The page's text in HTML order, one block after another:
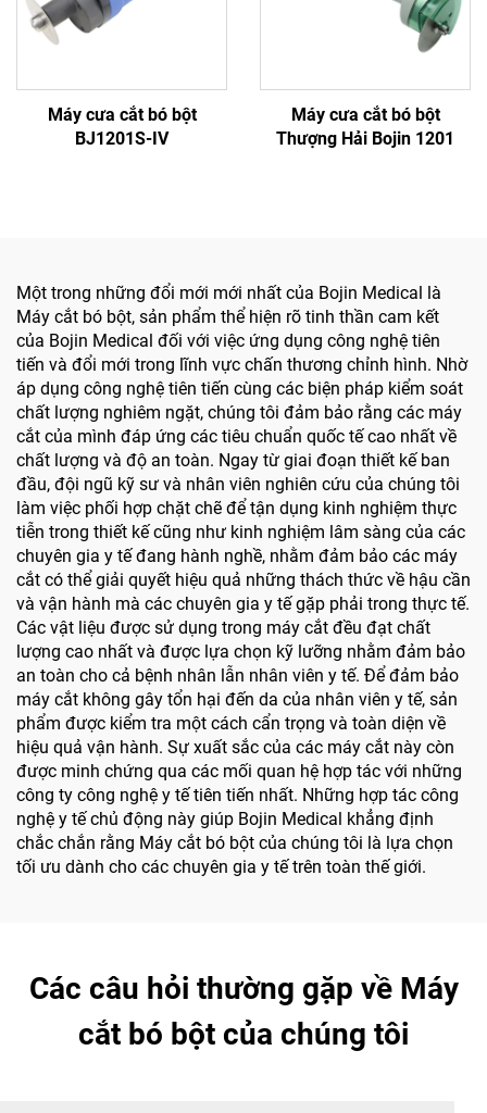
Máy cưa cắt bó bột
BJ1201S-IV
Máy cưa cắt bó bột
Thượng Hải Bojin 1201
Một trong những đổi mới mới nhất của Bojin Medical là
Máy cắt bó bột, sản phẩm thể hiện rõ tinh thần cam kết
của Bojin Medical đối với việc ứng dụng công nghệ tiên
tiến và đổi mới trong lĩnh vực chấn thương chỉnh hình. Nhờ
áp dụng công nghệ tiên tiến cùng các biện pháp kiểm soát
chất lượng nghiêm ngặt, chúng tôi đảm bảo rằng các máy
cắt của mình đáp ứng các tiêu chuẩn quốc tế cao nhất về
chất lượng và độ an toàn. Ngay từ giai đoạn thiết kế ban
đầu, đội ngũ kỹ sư và nhân viên nghiên cứu của chúng tôi
làm việc phối hợp chặt chẽ để tận dụng kinh nghiệm thực
tiễn trong thiết kế cũng như kinh nghiệm lâm sàng của các
chuyên gia y tế đang hành nghề, nhằm đảm bảo các máy
cắt có thể giải quyết hiệu quả những thách thức về hậu cần
và vận hành mà các chuyên gia y tế gặp phải trong thực tế.
Các vật liệu được sử dụng trong máy cắt đều đạt chất
lượng cao nhất và được lựa chọn kỹ lưỡng nhằm đảm bảo
an toàn cho cả bệnh nhân lẫn nhân viên y tế. Để đảm bảo
máy cắt không gây tổn hại đến da của nhân viên y tế, sản
phẩm được kiểm tra một cách cẩn trọng và toàn diện về
hiệu quả vận hành. Sự xuất sắc của các máy cắt này còn
được minh chứng qua các mối quan hệ hợp tác với những
công ty công nghệ y tế tiên tiến nhất. Những hợp tác công
nghệ y tế chủ động này giúp Bojin Medical khẳng định
chắc chắn rằng Máy cắt bó bột của chúng tôi là lựa chọn
tối ưu dành cho các chuyên gia y tế trên toàn thế giới.
Các câu hỏi thường gặp về Máy
cắt bó bột của chúng tôi